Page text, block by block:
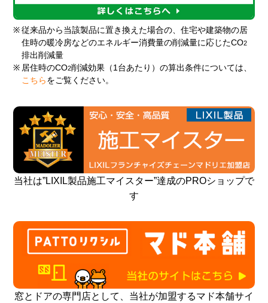
※ 従来品から当該製品に置き換えた場合の、住宅や建築物の居
住時の暖冷房などのエネルギー消費量の削減量に応じたCO2
排出削減量
※ 居住時のCO2削減効果（1台あたり）の算出条件については、
こちら をご覧ください。
当社は”LIXIL製品施工マイスター”達成のPROショップで
す
窓とドアの専門店として、当社が加盟するマド本舗サイ